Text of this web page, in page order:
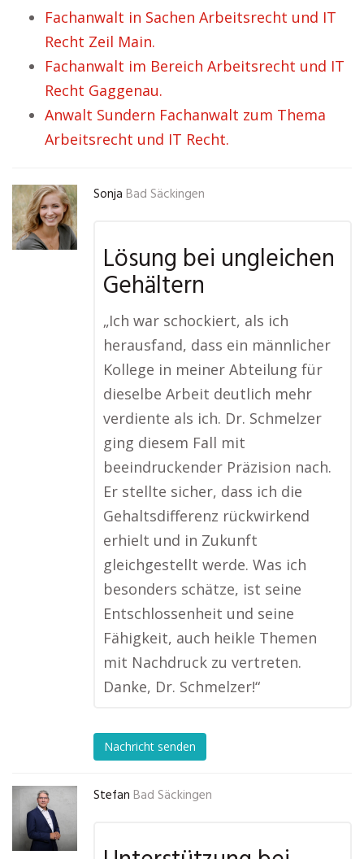
Fachanwalt in Sachen Arbeitsrecht und IT
Recht Zeil Main.
Fachanwalt im Bereich Arbeitsrecht und IT
Recht Gaggenau.
Anwalt Sundern Fachanwalt zum Thema
Arbeitsrecht und IT Recht.
Sonja Bad Säckingen
Lösung bei ungleichen
Gehältern
„Ich war schockiert, als ich
herausfand, dass ein männlicher
Kollege in meiner Abteilung für
dieselbe Arbeit deutlich mehr
verdiente als ich. Dr. Schmelzer
ging diesem Fall mit
beeindruckender Präzision nach.
Er stellte sicher, dass ich die
Gehaltsdifferenz rückwirkend
erhielt und in Zukunft
gleichgestellt werde. Was ich
besonders schätze, ist seine
Entschlossenheit und seine
Fähigkeit, auch heikle Themen
mit Nachdruck zu vertreten.
Danke, Dr. Schmelzer!“
Nachricht senden
Stefan Bad Säckingen